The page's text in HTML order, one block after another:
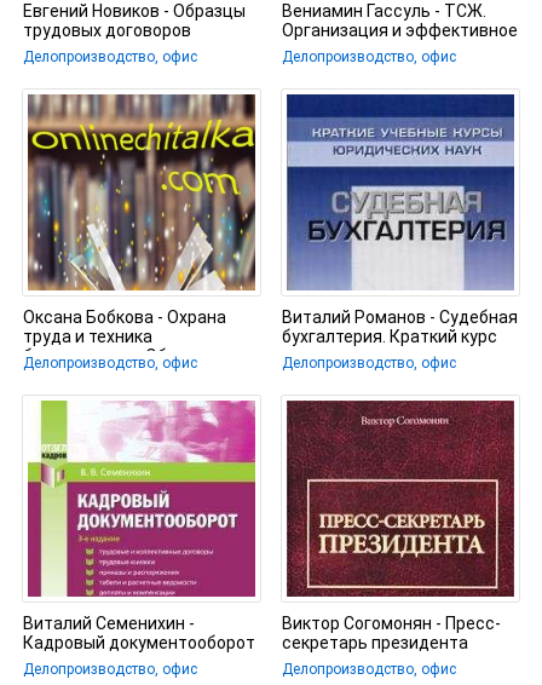
Евгений Новиков - Образцы
трудовых договоров
Делопроизводство, офис
Вениамин Гассуль - ТСЖ.
Организация и эффективное
управление
Делопроизводство, офис
Оксана Бобкова - Охрана
труда и техника
безопасности. Обеспечение
прав работника
Делопроизводство, офис
Виталий Романов - Судебная
бухгалтерия. Краткий курс
Делопроизводство, офис
Виталий Семенихин -
Кадровый документооборот
Делопроизводство, офис
Виктор Согомонян - Пресс-
секретарь президента
Делопроизводство, офис